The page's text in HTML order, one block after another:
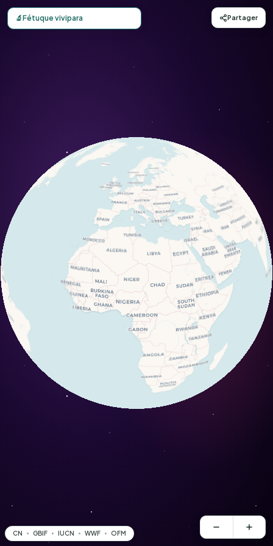
Carte d'observation du Fétuque vivipara (Festuca
🔬Fétuque vivipara Partager
CN GBIF IUCN WWF OFM